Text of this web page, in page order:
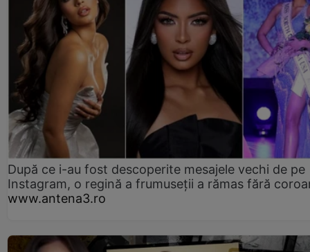
După ce i-au fost descoperite mesajele vechi de pe
Instagram, o regină a frumuseții a rămas fără
www.antena3.ro